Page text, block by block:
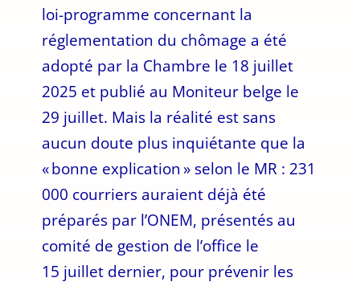
loi-programme concernant la
réglementation du chômage a été
adopté par la Chambre le 18 juillet
2025 et publié au Moniteur belge le
29 juillet. Mais la réalité est sans
aucun doute plus inquiétante que la
« bonne explication » selon le MR : 231
000 courriers auraient déjà été
préparés par l’ONEM, présentés au
comité de gestion de l’office le
15 juillet dernier, pour prévenir les